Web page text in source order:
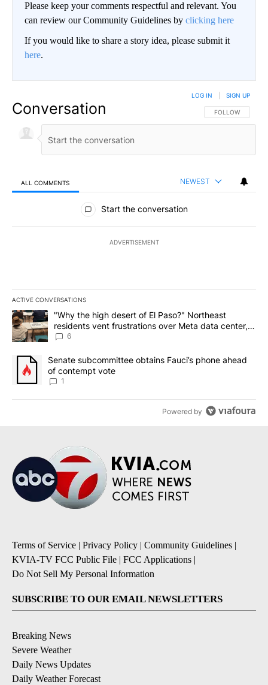
Please keep your comments respectful and relevant. You
can review our Community Guidelines by clicking here
If you would like to share a story idea, please submit it
here.
Conversation FOLLOW THIS
FOLLOW
LOG IN SIGN UP
ALL COMMENTS NEWEST
All Comments
Start the conversation
ADVERTISEMENT
ACTIVE CONVERSATIONS
The following is a list of the most commented articles in the last
A trending article titled ""Why the high desert of El Paso?"
"Why the high desert of El Paso?" Northeast
residents vent frustrations over Meta data center,
utilities
6
A trending article titled "Senate subcommittee obtains Fauci’s
Senate subcommittee obtains Fauci’s phone ahead
of contempt vote
1
Powered by
Terms of Service | Privacy Policy | Community Guidelines |
KVIA-TV FCC Public File | FCC Applications |
Do Not Sell My Personal Information
SUBSCRIBE TO OUR EMAIL NEWSLETTERS
Breaking News
Severe Weather
Daily News Updates
Daily Weather Forecast